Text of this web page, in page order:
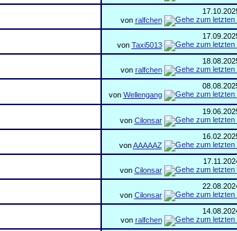
von ralfchen
von Taxi5013
von ralfchen
von Wellengang
von Cilonsar
vonAAAAAZ
von Cilonsar
von Cilonsar
von ralfchen